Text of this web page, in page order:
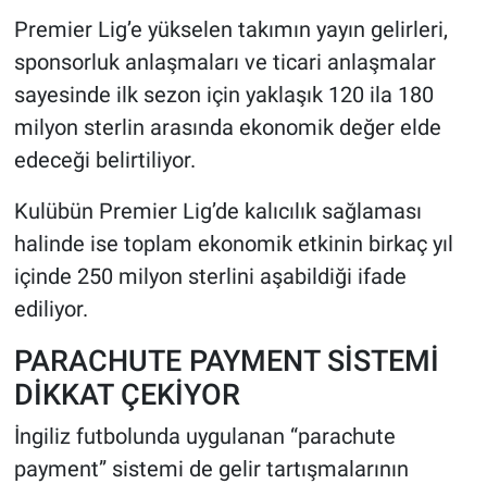
Premier Lig’e yükselen takımın yayın gelirleri,
sponsorluk anlaşmaları ve ticari anlaşmalar
sayesinde ilk sezon için yaklaşık 120 ila 180
milyon sterlin arasında ekonomik değer elde
edeceği belirtiliyor.
Kulübün Premier Lig’de kalıcılık sağlaması
halinde ise toplam ekonomik etkinin birkaç yıl
içinde 250 milyon sterlini aşabildiği ifade
ediliyor.
PARACHUTE PAYMENT SİSTEMİ
DİKKAT ÇEKİYOR
İngiliz futbolunda uygulanan “parachute
payment” sistemi de gelir tartışmalarının